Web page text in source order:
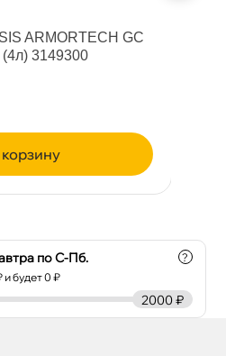
ARMORTECH GC
(4л) 3149300
по С-Пб.
и будет 0 ₽
?
2000 ₽